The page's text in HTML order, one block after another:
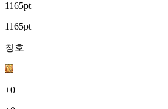
1165pt
1165pt
칭호
+0